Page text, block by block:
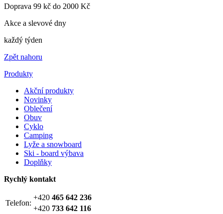
Doprava 99 kč do 2000 Kč
Akce a slevové dny
každý týden
Zpět nahoru
Produkty
Akční produkty
Novinky
Oblečení
Obuv
Cyklo
Camping
Lyže a snowboard
Ski - board výbava
Doplňky
Rychlý kontakt
Telefon:
+420 465 642 236
+420 733 642 116